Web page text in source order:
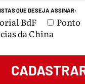
QUE DESEJA ASSINAR:
BdF
Ponto
da China